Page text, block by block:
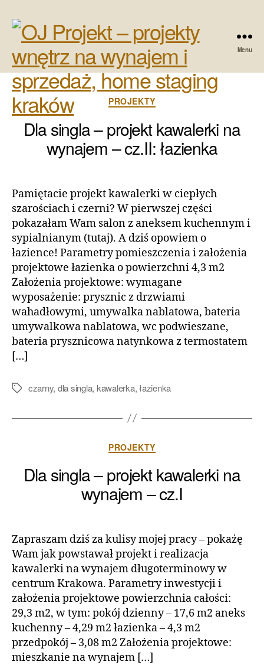
OJ
Projekt
-
projekty
wnętrz
na
wynajem
i
sprzedaż,
home
staging
kraków
Menu
Kategorie
PROJEKTY
Dla singla – projekt kawalerki na
wynajem – cz.II: łazienka
Pamiętacie projekt kawalerki w ciepłych
szarościach i czerni? W pierwszej części
pokazałam Wam salon z aneksem kuchennym i
sypialnianym (tutaj). A dziś opowiem o
łazience! Parametry pomieszczenia i założenia
projektowe łazienka o powierzchni 4,3 m2
Założenia projektowe: wymagane
wyposażenie: prysznic z drzwiami
wahadłowymi, umywalka nablatowa, bateria
umywalkowa nablatowa, wc podwieszane,
bateria prysznicowa natynkowa z termostatem
[…]
Tagi czarny, dla singla, kawalerka,łazienka
Kategorie
PROJEKTY
Dla singla – projekt kawalerki na
wynajem – cz.I
Zapraszam dziś za kulisy mojej pracy – pokażę
Wam jak powstawał projekt i realizacja
kawalerki na wynajem długoterminowy w
centrum Krakowa. Parametry inwestycji i
założenia projektowe powierzchnia całości:
29,3 m2, w tym: pokój dzienny – 17,6 m2 aneks
kuchenny – 4,29 m2 łazienka – 4,3 m2
przedpokój – 3,08 m2 Założenia projektowe:
mieszkanie na wynajem […]